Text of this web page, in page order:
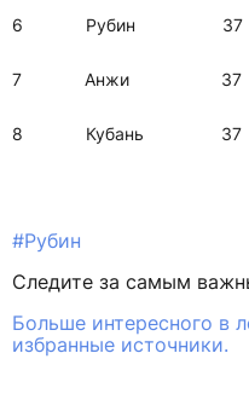
6 Рубин 37
7 Анжи 37
8 Кубань 37
#Рубин
Следите за самым
Больше интересного в
избранные источники.